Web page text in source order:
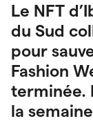
Le NFT
du Sud
pour
Fashion
terminée.
la